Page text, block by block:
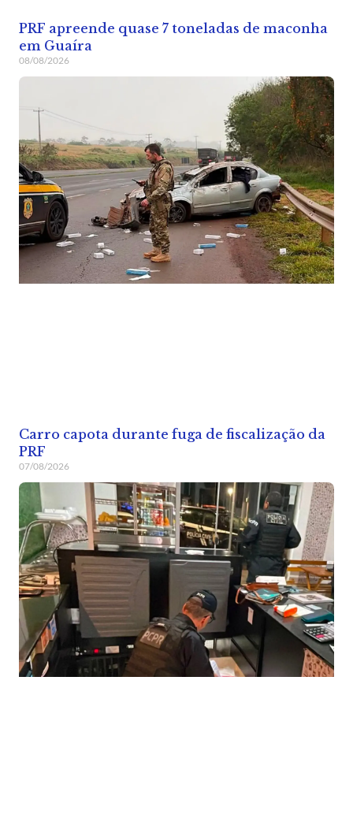
PRF apreende quase 7 toneladas de maconha
em Guaíra
08/08/2026
Carro capota durante fuga de fiscalização da
PRF
07/08/2026